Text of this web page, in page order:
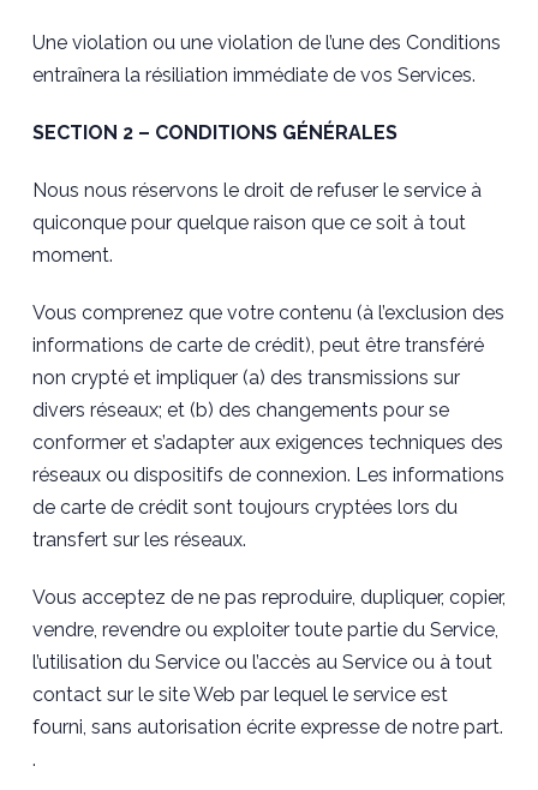
Une violation ou une violation de l’une des Conditions
entraînera la résiliation immédiate de vos Services.
SECTION 2 – CONDITIONS GÉNÉRALES
Nous nous réservons le droit de refuser le service à
quiconque pour quelque raison que ce soit à tout
moment.
Vous comprenez que votre contenu (à l’exclusion des
informations de carte de crédit), peut être transféré
non crypté et impliquer (a) des transmissions sur
divers réseaux; et (b) des changements pour se
conformer et s’adapter aux exigences techniques des
réseaux ou dispositifs de connexion. Les informations
de carte de crédit sont toujours cryptées lors du
transfert sur les réseaux.
Vous acceptez de ne pas reproduire, dupliquer, copier,
vendre, revendre ou exploiter toute partie du Service,
l’utilisation du Service ou l’accès au Service ou à tout
contact sur le site Web par lequel le service est
fourni, sans autorisation écrite expresse de notre part.
.